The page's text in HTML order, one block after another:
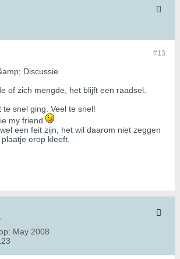
#13
Discussie
of zich mengde, het blijft een raadsel.
te snel ging. Veel te snel!
my friend
een feit zijn, het wil daarom niet zeggen
erop kleeft.
May 2008